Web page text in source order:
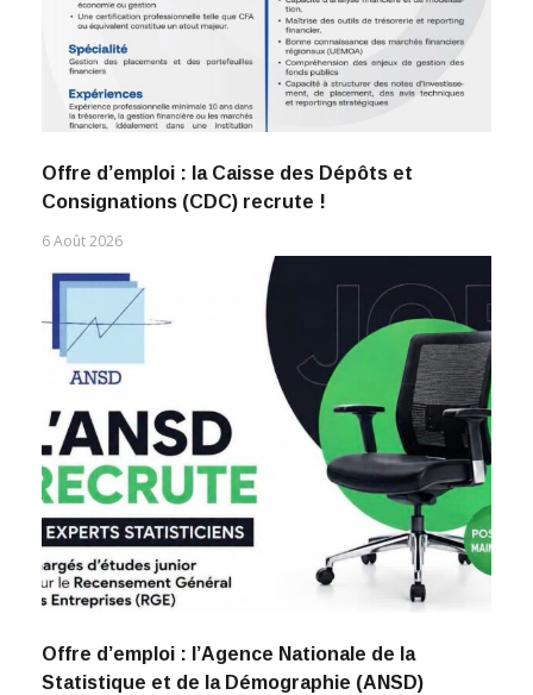
Offre d’emploi : la Caisse des Dépôts et
Consignations (CDC) recrute !
6 Août 2026
Offre d’emploi : l’Agence Nationale de la
Statistique et de la Démographie (ANSD)